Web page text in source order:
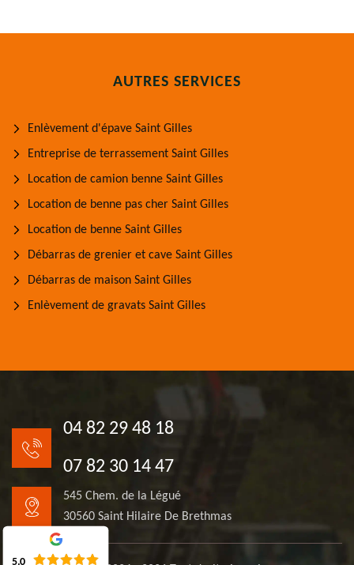
AUTRES SERVICES
Enlèvement d'épave Saint Gilles
Entreprise de terrassement Saint Gilles
Location de camion benne Saint Gilles
Location de benne pas cher Saint Gilles
Location de benne Saint Gilles
Débarras de grenier et cave Saint Gilles
Débarras de maison Saint Gilles
Enlèvement de gravats Saint Gilles
04 82 29 48 18
07 82 30 14 47
545 Chem. de la Légué
30560 Saint Hilaire De Brethmas
5.0